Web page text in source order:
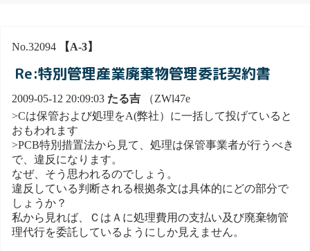
No.32094 【A-3】
Re:特別管理産業廃棄物管理委託契約書
2009-05-12 20:09:03 たる吉 （ZWl47e
>Cは保管および処理をA(弊社）に一括して投げていると
おもわれます
>PCB特別措置法から見て、処理は保管事業者が行うべき
で、違反になります。
なぜ、そう思われるのでしょう。
違反している判断される根拠条文は具体的にどの部分で
しょうか？
私から見れば、ＣはＡに処理費用の支払い及び廃棄物管
理代行を委託しているようにしか見えません。